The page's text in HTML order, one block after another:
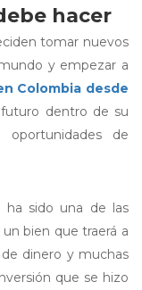
hacer
tomar nuevos
y empezar a
Colombia desde
dentro de su
de
sido una de las
bien que traerá a
dinero y muchas
que se hizo